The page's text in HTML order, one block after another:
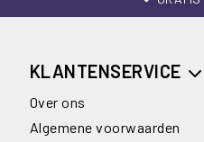
KLANTENSERVICE
Over ons
Algemene voorwaarden